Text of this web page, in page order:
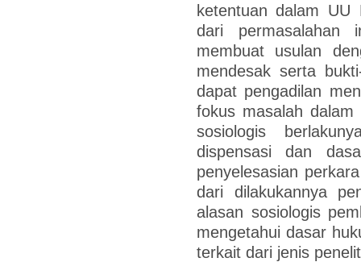
ketentuan dalam
dari permasalahan
membuat usulan
mendesak serta
dapat pengadilan
fokus masalah dalam
sosiologis
dispensasi dan
penyelesasian
dari dilakukannya
alasan sosiologis
mengetahui dasar
terkait dari jenis